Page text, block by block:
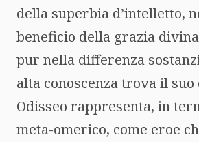
della superbia d’intelletto,
beneficio della grazia
pur nella differenza
alta conoscenza trova il
Odisseo rappresenta, in
meta-omerico, come eroe